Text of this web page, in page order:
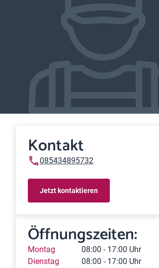
Kontakt
085434895732
Jetzt kontaktieren
Öffnungszeiten:
Montag
08:00 - 17:00 Uhr
Dienstag
08:00 - 17:00 Uhr